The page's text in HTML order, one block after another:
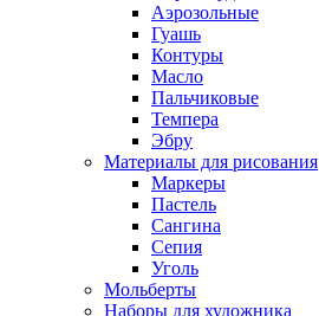
Аэрозольные
Гуашь
Контуры
Масло
Пальчиковые
Темпера
Эбру
Материалы для рисования
Маркеры
Пастель
Сангина
Сепия
Уголь
Мольберты
Наборы для художника